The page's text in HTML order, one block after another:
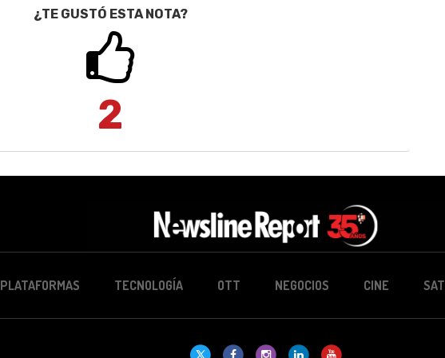
¿TE GUSTÓ ESTA NOTA?
2
PLATAFORMAS TECNOLOGÍA OTT NEGOCIOS CINE